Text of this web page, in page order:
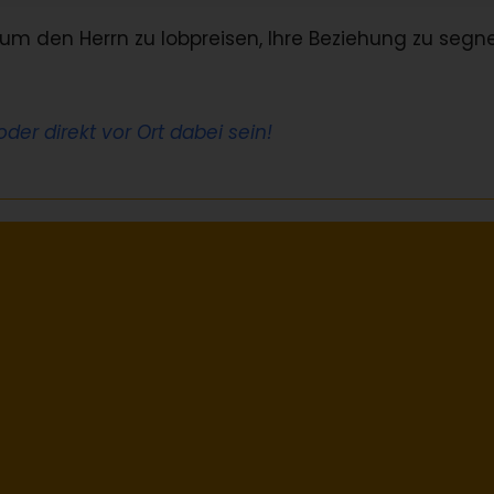
den Herrn zu lobpreisen, Ihre Beziehung zu
direkt vor Ort dabei sein!